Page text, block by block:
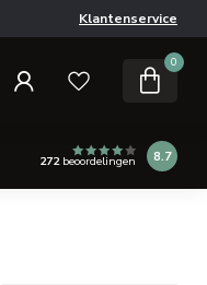
Klantenservice
0
272beoordelingen 8.7